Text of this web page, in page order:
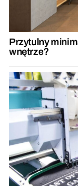
Przytulny
wnętrze?